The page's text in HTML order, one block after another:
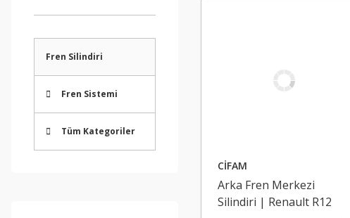
Fren Silindiri
Fren Sistemi
Tüm Kategoriler
CİFAM
Arka Fren Merkezi
Silindiri | Renault R12